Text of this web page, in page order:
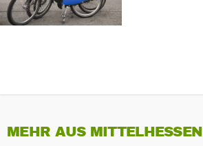
MEHR AUS MITTELHESSEN